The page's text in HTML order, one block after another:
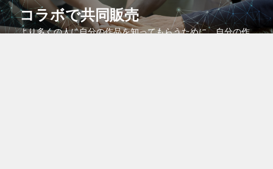
コラボで共同販売
より多くの人に自分の作品を知ってもらうために、自分の作